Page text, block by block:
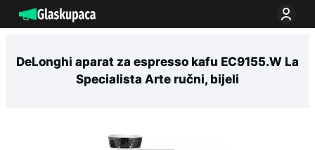
na
DeLonghi aparat za espresso kafu EC9155.W La
Specialista Arte ručni, bijeli